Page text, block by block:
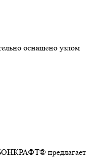
оснащено узлом
БОНКРАФТ® предлагает